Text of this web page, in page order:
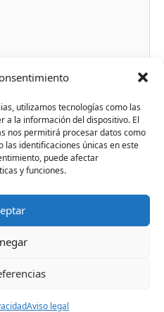
utilizamos tecnologías como las
a la información del dispositivo. El
nos permitirá procesar datos como
las identificaciones únicas en este
puede afectar
y funciones.
Aviso legal